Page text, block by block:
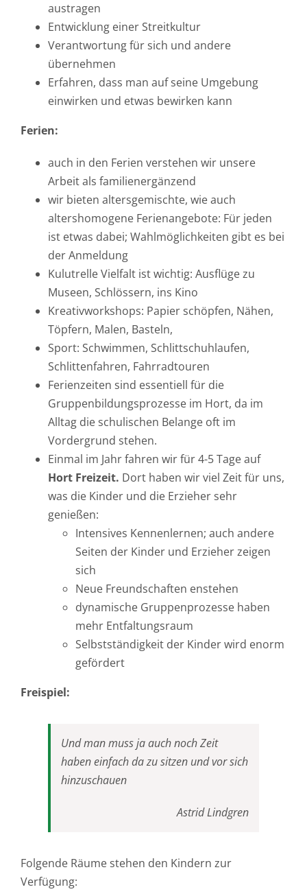
austragen
Entwicklung einer Streitkultur
Verantwortung für sich und andere
übernehmen
Erfahren, dass man auf seine Umgebung
einwirken und etwas bewirken kann
Ferien:
auch in den Ferien verstehen wir unsere
Arbeit als familienergänzend
wir bieten altersgemischte, wie auch
altershomogene Ferienangebote: Für jeden
ist etwas dabei; Wahlmöglichkeiten gibt es bei
der Anmeldung
Kulutrelle Vielfalt ist wichtig: Ausflüge zu
Museen, Schlössern, ins Kino
Kreativworkshops: Papier schöpfen, Nähen,
Töpfern, Malen, Basteln,
Sport: Schwimmen, Schlittschuhlaufen,
Schlittenfahren, Fahrradtouren
Ferienzeiten sind essentiell für die
Gruppenbildungsprozesse im Hort, da im
Alltag die schulischen Belange oft im
Vordergrund stehen.
Einmal im Jahr fahren wir für 4-5 Tage auf
Hort Freizeit. Dort haben wir viel Zeit für uns,
was die Kinder und die Erzieher sehr
genießen:
Intensives Kennenlernen; auch andere
Seiten der Kinder und Erzieher zeigen
sich
Neue Freundschaften enstehen
dynamische Gruppenprozesse haben
mehr Entfaltungsraum
Selbstständigkeit der Kinder wird enorm
gefördert
Freispiel:
Und man muss ja auch noch Zeit
haben einfach da zu sitzen und vor sich
hinzuschauen
Astrid Lindgren
Folgende Räume stehen den Kindern zur
Verfügung: